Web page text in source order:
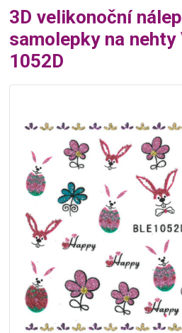
3D velikonoční
samolepky na nehty
1052D